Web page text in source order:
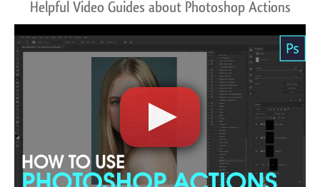
Helpful Video Guides about Photoshop Actions